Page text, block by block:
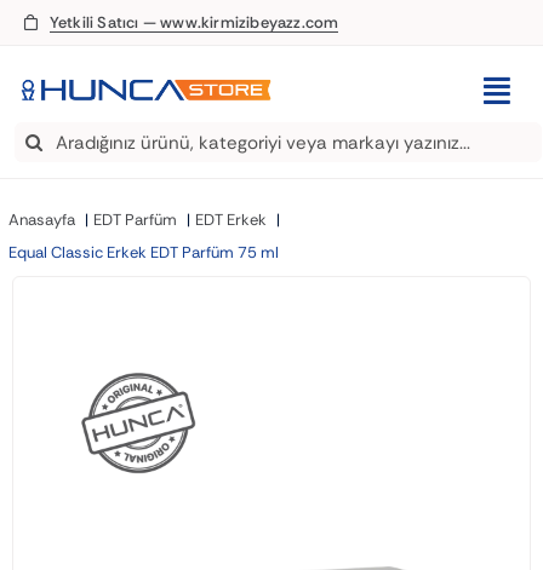
Skip
content
Yetkili Satıcı — www.kirmizibeyazz.com
EDT Parfüm
Deodorant
Saç Kremi
Search
Anasayfa EDT Parfüm
EDT Erkek
Equal Classic Erkek EDT Parfüm 75 ml